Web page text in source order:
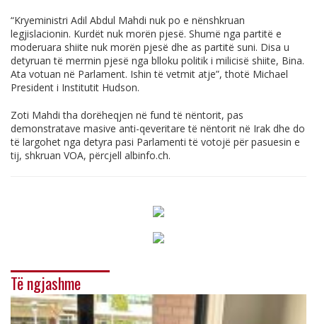
“Kryeministri Adil Abdul Mahdi nuk po e nënshkruan
legjislacionin. Kurdët nuk morën pjesë. Shumë nga partitë e
moderuara shiite nuk morën pjesë dhe as partitë suni. Disa u
detyruan të merrnin pjesë nga blloku politik i milicisë shiite, Bina.
Ata votuan në Parlament. Ishin të vetmit atje”, thotë Michael
President i Institutit Hudson.
Zoti Mahdi tha dorëheqjen në fund të nëntorit, pas
demonstratave masive anti-qeveritare të nëntorit në Irak dhe do
të largohet nga detyra pasi Parlamenti të votojë për pasuesin e
tij, shkruan VOA, përcjell albinfo.ch.
Të ngjashme